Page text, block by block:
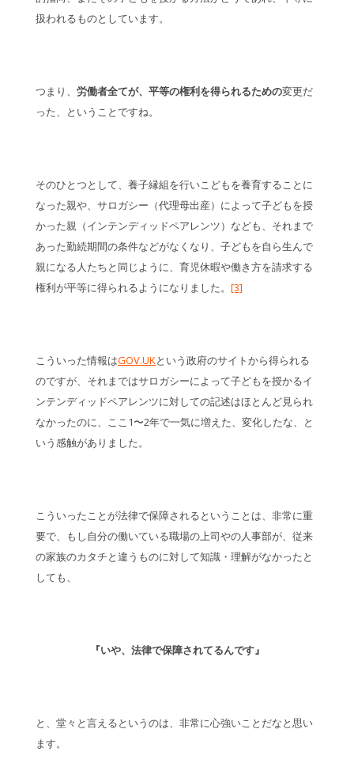
扱われるものとしています。
つまり、 労働者全てが、平等の権利を得られるための変更だ
った、ということですね。
そのひとつとして、養子縁組を行いこどもを養育することに
なった親や、サロガシー（代理母出産）によって子どもを授
かった親（インテンディッドペアレンツ）なども、それまで
あった勤続期間の条件などがなくなり、子どもを自ら生んで
親になる人たちと同じように、育児休暇や働き方を請求する
権利が平等に得られるようになりました。 [3]
こういった情報はGOV.UKという政府のサイトから得られる
のですが、それまではサロガシーによって子どもを授かるイ
ンテンディッドペアレンツに対しての記述はほとんど見られ
なかったのに、ここ1〜2年で一気に増えた、変化したな、と
いう感触がありました。
こういったことが法律で保障されるということは、非常に重
要で、もし自分の働いている職場の上司やの人事部が、従来
の家族のカタチと違うものに対して知識・理解がなかったと
しても、
『いや、法律で保障されてるんです』
と、堂々と言えるというのは、非常に心強いことだなと思い
ます。